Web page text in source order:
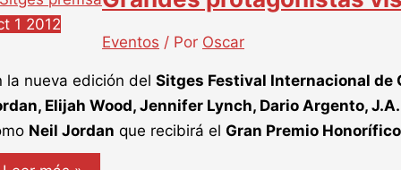
1 2012
Eventos / Por Oscar
la nueva edición del Sitges Festival Internacional de
Elijah Wood, Jennifer Lynch, Dario Argento,
Neil Jordan que recibirá el Gran Premio
Grandes